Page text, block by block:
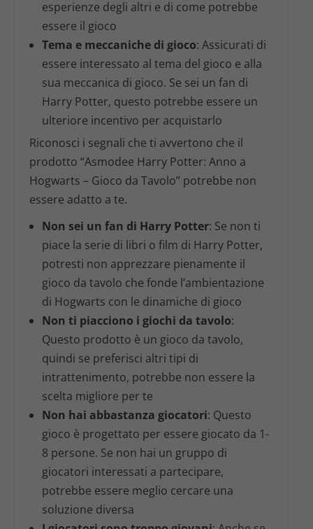
esperienze degli altri e di come potrebbe
essere il gioco
Tema e meccaniche di gioco: Assicurati di
essere interessato al tema del gioco e alla
sua meccanica di gioco. Se sei un fan di
Harry Potter, questo potrebbe essere un
ulteriore incentivo per acquistarlo
Riconosci i segnali che ti avvertono che il
prodotto “Asmodee Harry Potter: Anno a
Hogwarts – Gioco da Tavolo” potrebbe non
essere adatto a te.
Non sei un fan di Harry Potter: Se non ti
piace la serie di libri o film di Harry Potter,
potresti non apprezzare pienamente il
gioco da tavolo che fonde l’ambientazione
di Hogwarts con le dinamiche di gioco
Non ti piacciono i giochi da tavolo:
Questo prodotto è un gioco da tavolo,
quindi se preferisci altri tipi di
intrattenimento, potrebbe non essere la
scelta migliore per te
Non hai abbastanza giocatori: Questo
gioco è progettato per essere giocato da 1-
8 persone. Se non hai un gruppo di
giocatori interessati a partecipare,
potrebbe essere meglio cercare una
soluzione diversa